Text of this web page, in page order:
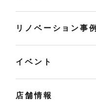
リノベーション事例
イベント
店舗情報